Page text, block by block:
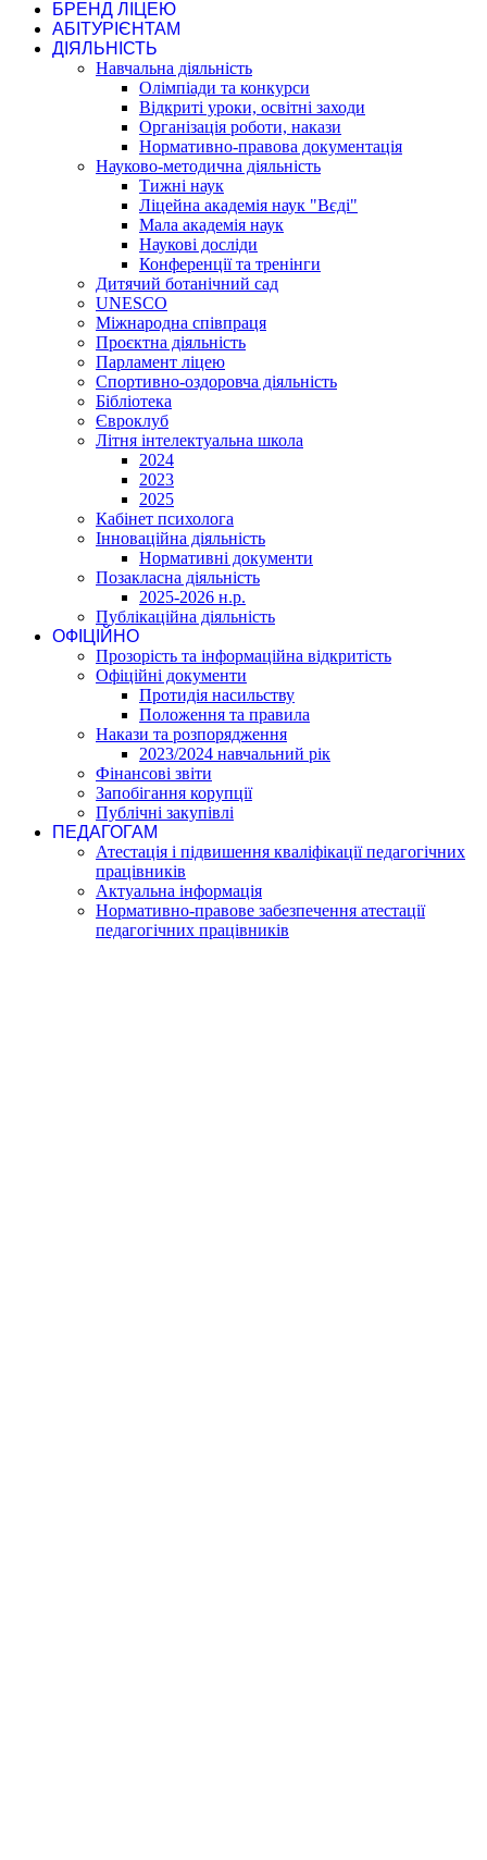
БРЕНД ЛІЦЕЮ
АБІТУРІЄНТАМ
ДІЯЛЬНІСТЬ
Навчальна діяльність
Олімпіади та конкурси
Відкриті уроки, освітні заходи
Організація роботи, накази
Нормативно-правова документація
Науково-методична діяльність
Тижні наук
Ліцейна академія наук "Вєді"
Мала академія наук
Наукові досліди
Конференції та тренінги
Дитячий ботанічний сад
UNESCO
Міжнародна співпраця
Проєктна діяльність
Парламент ліцею
Спортивно-оздоровча діяльність
Бібліотека
Євроклуб
Літня інтелектуальна школа
2024
2023
2025
Кабінет психолога
Інноваційна діяльність
Нормативні документи
Позакласна діяльність
2025-2026 н.р.
Публікаційна діяльність
ОФІЦІЙНО
Прозорість та інформаційна відкритість
Офіційні документи
Протидія насильству
Положення та правила
Накази та розпорядження
2023/2024 навчальний рік
Фінансові звіти
Запобігання корупції
Публічні закупівлі
ПЕДАГОГАМ
Атестація і підвишення кваліфікації педагогічних
працівників
Актуальна інформація
Нормативно-правове забезпечення атестації
педагогічних працівників